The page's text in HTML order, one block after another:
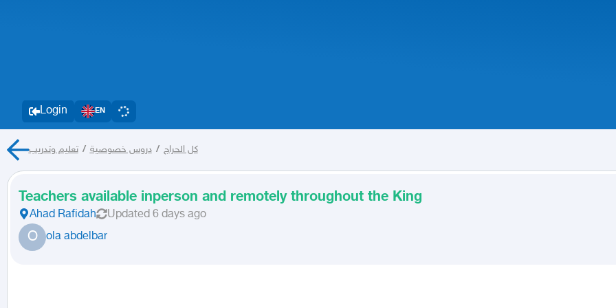
Login EN
كل الحراج / دروس خصوصية / تعليم وتدريب
Teachers available inperson and remotely throughout the King
Ahad Rafidah Updated 6 days ago
O ola abdelbar